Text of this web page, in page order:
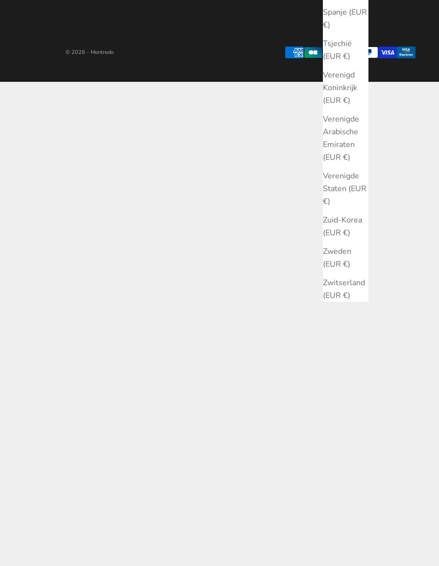
Spanje (EUR
€)
Tsjechië
(EUR €)
Verenigd
Koninkrijk
(EUR €)
Verenigde
Arabische
Emiraten
(EUR €)
Verenigde
Staten (EUR
€)
Zuid-Korea
(EUR €)
Zweden
(EUR €)
Zwitserland
(EUR €)
© 2026 - Montredo